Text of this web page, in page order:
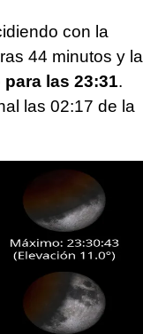
con la
44 minutos y la
las 23:31.
las 02:17 de la